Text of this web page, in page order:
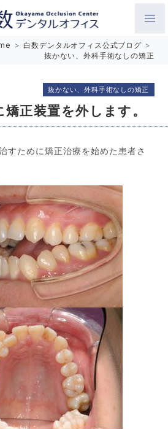
インプラントと矯正歯科
> 白数デンタルオフィス公式ブログ >
抜かない、外科手術なしの矯正
正装置を外します。
抜かない、外科手術なしの矯正
すために矯正治療を始めた患者さ